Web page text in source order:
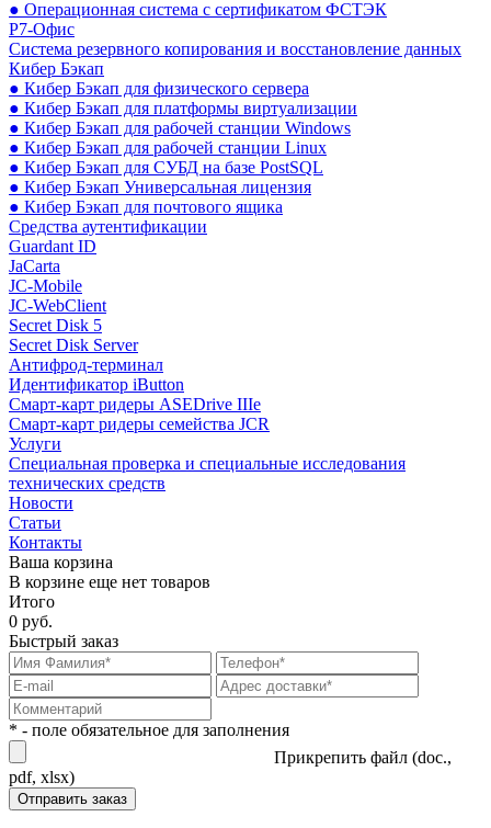
● Операционная система с сертификатом ФСТЭК
Р7-Офис
Система резервного копирования и восстановление данных
Кибер Бэкап
● Кибер Бэкап для физического сервера
● Кибер Бэкап для платформы виртуализации
● Кибер Бэкап для рабочей станции Windows
● Кибер Бэкап для рабочей станции Linux
● Кибер Бэкап для СУБД на базе PostSQL
● Кибер Бэкап Универсальная лицензия
● Кибер Бэкап для почтового ящика
Средства аутентификации
Guardant ID
JaCarta
JC-Mobile
JC-WebClient
Secret Disk 5
Secret Disk Server
Антифрод-терминал
Идентификатор iButton
Смарт-карт ридеры ASEDrive IIIe
Смарт-карт ридеры семейства JCR
Услуги
Специальная проверка и специальные исследования
технических средств
Новости
Статьи
Контакты
Ваша корзина
В корзине еще нет товаров
Итого
0 руб.
Быстрый заказ
* - поле обязательное для заполнения
Прикрепить файл (doc.,
pdf, xlsx)